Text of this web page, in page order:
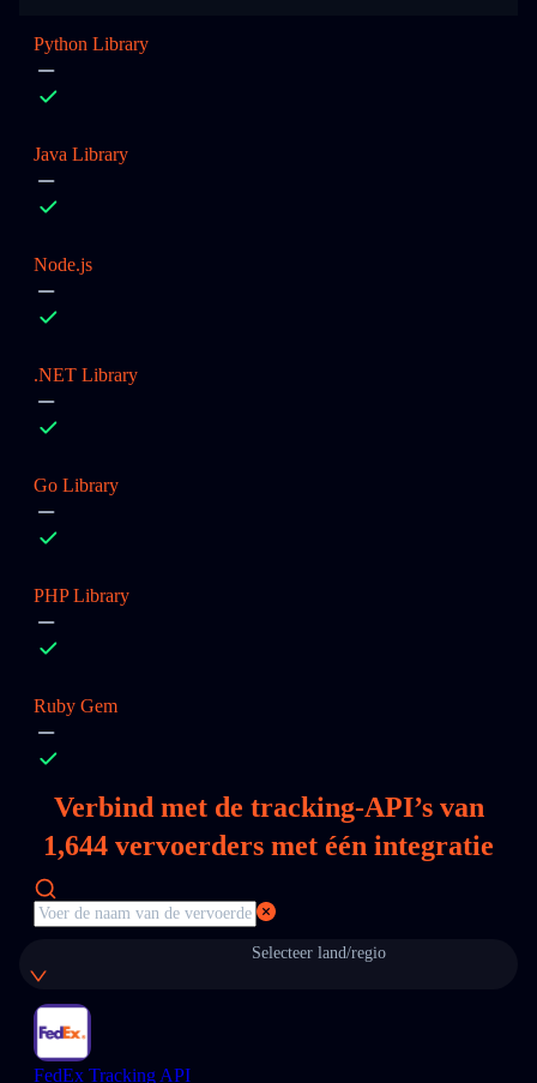
Python Library
Java Library
Node.js
.NET Library
Go Library
PHP Library
Ruby Gem
Verbind met de tracking-API’s van
1,644 vervoerders met één integratie
Selecteer land/regio
FedEx Tracking API